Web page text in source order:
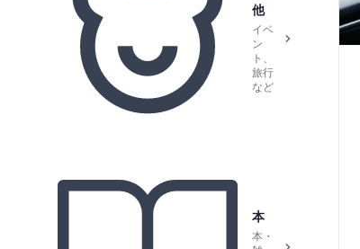
他
イベ
ン
ト、
旅行
など
本
本・